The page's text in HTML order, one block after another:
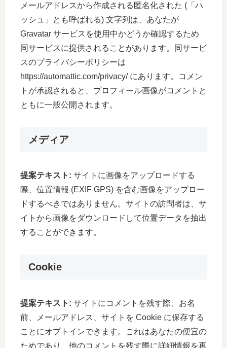
メールアドレスから作成される匿名化された (「ハ
ッシュ」とも呼ばれる) 文字列は、あなたが
Gravatar サービスを使用中かどうか確認するため
同サービスに提供されることがあります。同サービ
スのプライバシーポリシーは
https://automattic.com/privacy/ にあります。コメン
トが承認されると、プロフィール画像がコメントと
ともに一般公開されます。
メディア
提案テキスト: サイトに画像をアップロードする
際、位置情報 (EXIF GPS) を含む画像をアップロー
ドするべきではありません。サイトの訪問者は、サ
イトから画像をダウンロードして位置データを抽出
することができます。
Cookie
提案テキスト: サイトにコメントを残す際、お名
前、メールアドレス、サイトを Cookie に保存する
ことにオプトインできます。これはあなたの便宜の
ためであり、他のコメントを残す際に詳細情報を再